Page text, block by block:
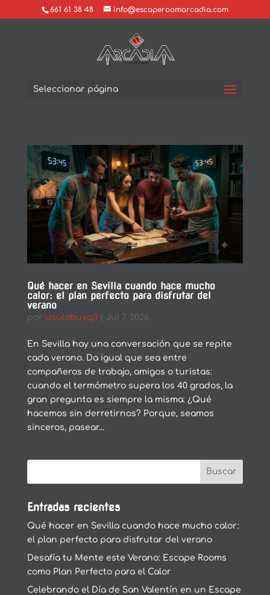
661 61 38 48 info@escaperoomarcadia.com
Seleccionar página
Qué hacer en Sevilla cuando hace mucho
calor: el plan perfecto para disfrutar del
verano
por usulabusq3| Jul 7, 2026
En Sevilla hay una conversación que se repite
cada verano. Da igual que sea entre
compañeros de trabajo, amigos o turistas:
cuando el termómetro supera los 40 grados, la
gran pregunta es siempre la misma: ¿Qué
hacemos sin derretirnos? Porque, seamos
sinceros, pasear...
Entradas recientes
Qué hacer en Sevilla cuando hace mucho calor:
el plan perfecto para disfrutar del verano
Desafía tu Mente este Verano: Escape Rooms
como Plan Perfecto para el Calor
Celebrando el Día de San Valentín en un Escape